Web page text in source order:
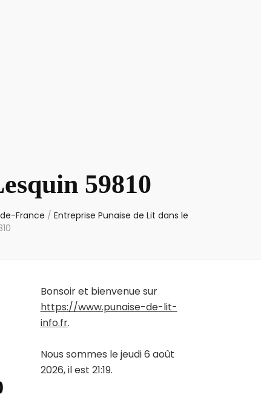
59810
France / Entreprise Punaise de Lit dans le
Bonsoir et bienvenue sur
https://www.punaise-de-lit-
info.fr.
Nous sommes le jeudi 6 août
2026, il est 21:19.